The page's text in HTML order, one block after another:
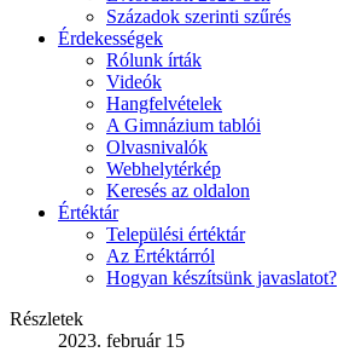
Századok szerinti szűrés
Érdekességek
Rólunk írták
Videók
Hangfelvételek
A Gimnázium tablói
Olvasnivalók
Webhelytérkép
Keresés az oldalon
Értéktár
Települési értéktár
Az Értéktárról
Hogyan készítsünk javaslatot?
Részletek
2023. február 15